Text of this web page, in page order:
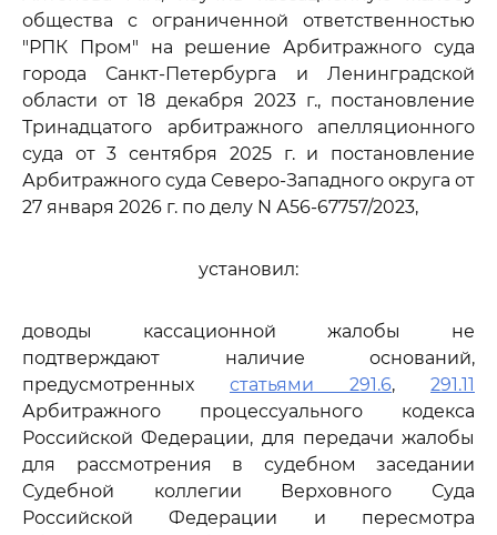
общества с ограниченной ответственностью
"РПК Пром" на решение Арбитражного суда
города Санкт-Петербурга и Ленинградской
области от 18 декабря 2023 г., постановление
Тринадцатого арбитражного апелляционного
суда от 3 сентября 2025 г. и постановление
Арбитражного суда Северо-Западного округа от
27 января 2026 г. по делу N А56-67757/2023,
установил:
доводы кассационной жалобы не
подтверждают наличие оснований,
предусмотренных статьями 291.6, 291.11
Арбитражного процессуального кодекса
Российской Федерации, для передачи жалобы
для рассмотрения в судебном заседании
Судебной коллегии Верховного Суда
Российской Федерации и пересмотра